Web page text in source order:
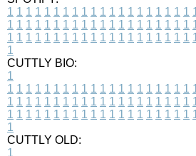
1 1 1 1 1 1 1 1 1 1 1 1 1 1 1 1 1 1 1 1
1 1 1 1 1 1 1 1 1 1 1 1 1 1 1 1 1 1 1 1
1 1 1 1 1 1 1 1 1 1 1 1 1 1 1 1 1 1 1 1
1
CUTTLY BIO:
1
1 1 1 1 1 1 1 1 1 1 1 1 1 1 1 1 1 1 1 1
1 1 1 1 1 1 1 1 1 1 1 1 1 1 1 1 1 1 1 1
1 1 1 1 1 1 1 1 1 1 1 1 1 1 1 1 1 1 1 1
1
CUTTLY OLD:
1